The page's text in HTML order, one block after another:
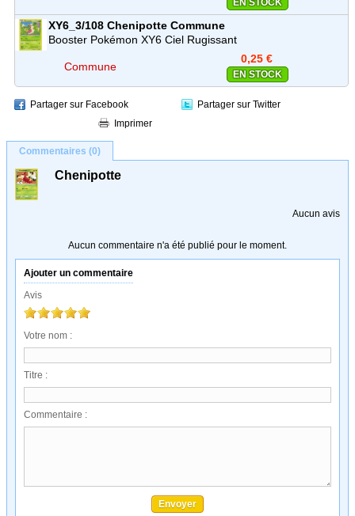
EN STOCK
XY6_3/108 Chenipotte Commune
Booster Pokémon XY6 Ciel Rugissant
Commune
0,25 €
EN STOCK
Partager sur Facebook
Partager sur Twitter
Imprimer
Commentaires (0)
Chenipotte
Aucun avis
Aucun commentaire n'a été publié pour le moment.
Ajouter un commentaire
Avis
Votre nom :
Titre :
Commentaire :